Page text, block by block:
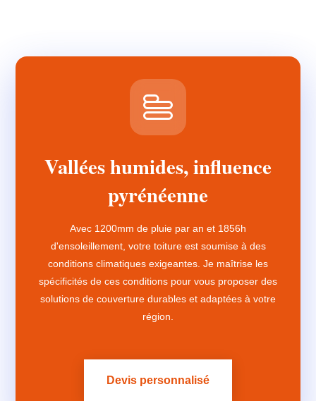
Vallées humides, influence
pyrénéenne
Avec 1200mm de pluie par an et 1856h
d'ensoleillement, votre toiture est soumise à des
conditions climatiques exigeantes. Je maîtrise les
spécificités de ces conditions pour vous proposer des
solutions de couverture durables et adaptées à votre
région.
Devis personnalisé